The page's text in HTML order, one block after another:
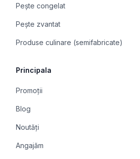
Pește congelat
Pește zvantat
Produse culinare (semifabricate)
Principala
Promoții
Blog
Noutăți
Angajăm